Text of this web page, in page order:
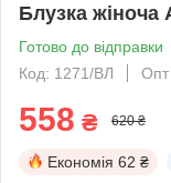
Блузка жіноча
Готово до відправки
Код: 1271/ВЛ
Опт
558 ₴ 620 ₴
Економія 62 ₴